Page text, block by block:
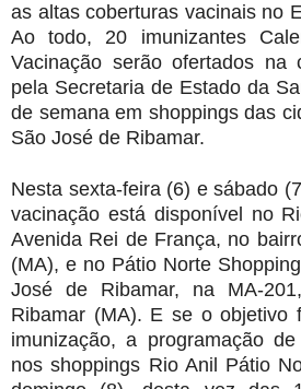
as altas coberturas vacinais no
Ao todo, 20 imunizantes
Vacinação serão ofertados na
pela Secretaria de Estado da
de semana em shoppings das
São José de Ribamar.
Nesta sexta-feira (6) e sábado
vacinação está disponível no
Avenida Rei de França, no
(MA), e no Pátio Norte
José de Ribamar, na MA-
Ribamar (MA). E se o objetivo
imunização, a programação
nos shoppings Rio Anil Pátio